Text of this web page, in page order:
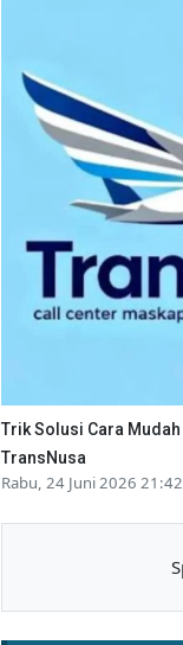
Trik Solusi Cara
TransNusa
Rabu, 24 Juni 2026 21:42